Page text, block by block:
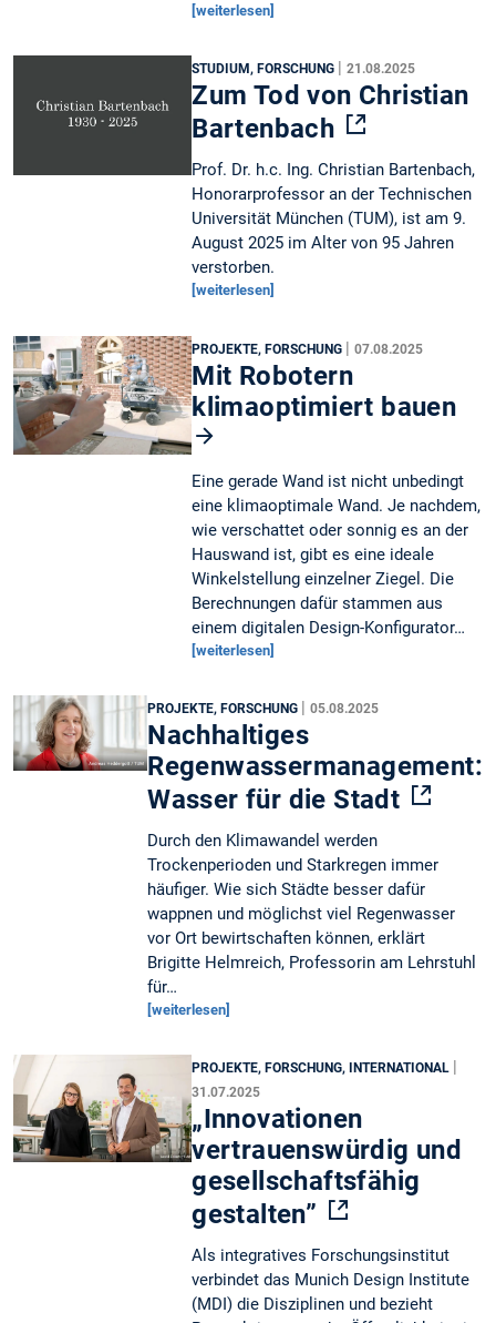
[weiterlesen]
STUDIUM, FORSCHUNG |21.08.2025
Zum Tod von Christian
Bartenbach
Prof. Dr. h.c. Ing. Christian Bartenbach,
Honorarprofessor an der Technischen
Universität München (TUM), ist am 9.
August 2025 im Alter von 95 Jahren
verstorben.
[weiterlesen]
PROJEKTE, FORSCHUNG |07.08.2025
Mit Robotern
klimaoptimiert bauen
Eine gerade Wand ist nicht unbedingt
eine klimaoptimale Wand. Je nachdem,
wie verschattet oder sonnig es an der
Hauswand ist, gibt es eine ideale
Winkelstellung einzelner Ziegel. Die
Berechnungen dafür stammen aus
einem digitalen Design-Konfigurator…
[weiterlesen]
PROJEKTE, FORSCHUNG |05.08.2025
Nachhaltiges
Regenwassermanagement:
Wasser für die Stadt
Durch den Klimawandel werden
Trockenperioden und Starkregen immer
häufiger. Wie sich Städte besser dafür
wappnen und möglichst viel Regenwasser
vor Ort bewirtschaften können, erklärt
Brigitte Helmreich, Professorin am Lehrstuhl
für…
[weiterlesen]
PROJEKTE, FORSCHUNG, INTERNATIONAL |
31.07.2025
„Innovationen
vertrauenswürdig und
gesellschaftsfähig
gestalten”
Als integratives Forschungsinstitut
verbindet das Munich Design Institute
(MDI) die Disziplinen und bezieht